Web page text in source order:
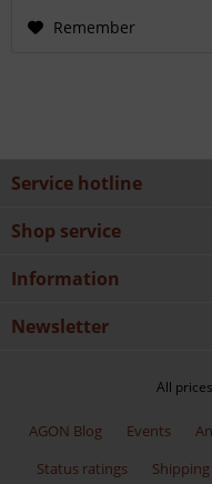
Remember
Service hotline
Shop service
Information
Newsletter
All
AGON Blog Events
Status ratings